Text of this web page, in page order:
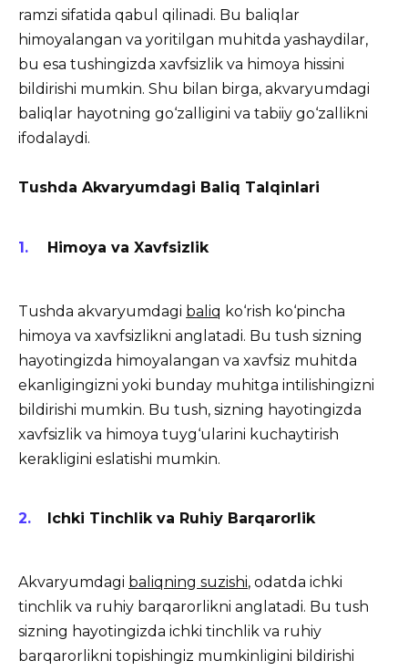
ramzi sifatida qabul qilinadi. Bu baliqlar
himoyalangan va yoritilgan muhitda yashaydilar,
bu esa tushingizda xavfsizlik va himoya hissini
bildirishi mumkin. Shu bilan birga, akvaryumdagi
baliqlar hayotning go‘zalligini va tabiiy go‘zallikni
ifodalaydi.
Tushda Akvaryumdagi Baliq Talqinlari
Himoya va Xavfsizlik
Tushda akvaryumdagi baliq ko‘rish ko‘pincha
himoya va xavfsizlikni anglatadi. Bu tush sizning
hayotingizda himoyalangan va xavfsiz muhitda
ekanligingizni yoki bunday muhitga intilishingizni
bildirishi mumkin. Bu tush, sizning hayotingizda
xavfsizlik va himoya tuyg‘ularini kuchaytirish
kerakligini eslatishi mumkin.
Ichki Tinchlik va Ruhiy Barqarorlik
Akvaryumdagi baliqning suzishi, odatda ichki
tinchlik va ruhiy barqarorlikni anglatadi. Bu tush
sizning hayotingizda ichki tinchlik va ruhiy
barqarorlikni topishingiz mumkinligini bildirishi